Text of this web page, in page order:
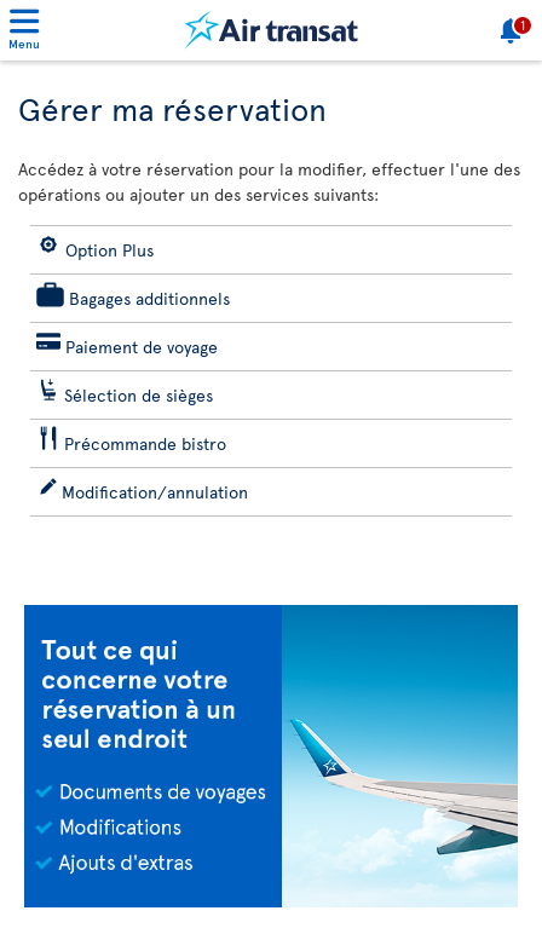
Menu
1
Gérer ma réservation
Accédez à votre réservation pour la modifier, effectuer l'une des
opérations ou ajouter un des services suivants:
Option Plus
Bagages additionnels
Paiement de voyage
Sélection de sièges
Précommande bistro
Modification/annulation